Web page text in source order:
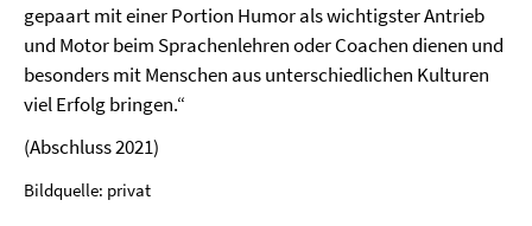
gepaart mit einer Portion Humor als wichtigster Antrieb
und Motor beim Sprachenlehren oder Coachen dienen und
besonders mit Menschen aus unterschiedlichen Kulturen
viel Erfolg bringen.“
(Abschluss 2021)
Bildquelle: privat